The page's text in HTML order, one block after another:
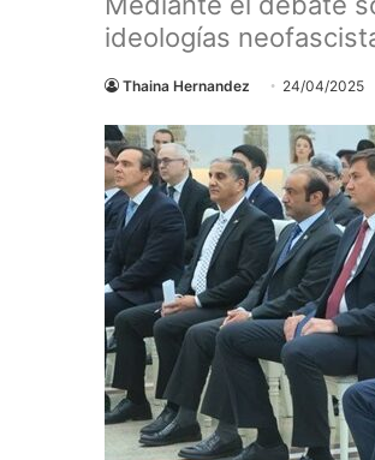
ideologías
Thaina Hernandez 24/04/2025